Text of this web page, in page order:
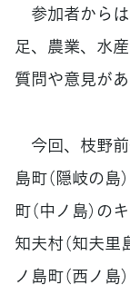
参加者から
足、農業、水
質問や意見があ
今回、枝野
島町（隠岐の
町（中ノ島）
知夫村（知夫
ノ島町（西ノ島